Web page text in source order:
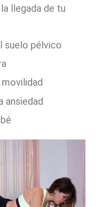
llegada de tu
suelo pélvico
ansiedad